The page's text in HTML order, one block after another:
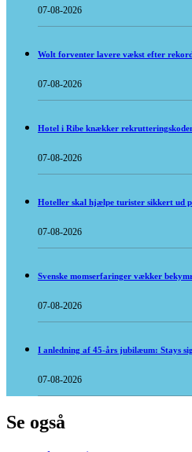
07-08-2026
Wolt forventer lavere vækst efter
07-08-2026
Hotel i Ribe knækker
07-08-2026
Hoteller skal hjælpe turister sikkert ud
07-08-2026
Svenske momserfaringer vækker
07-08-2026
I anledning af 45-års jubilæum: Stays
07-08-2026
Se også